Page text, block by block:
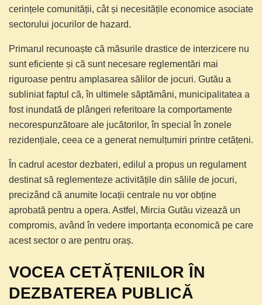
cerințele comunității, cât și necesitățile economice asociate
sectorului jocurilor de hazard.
Primarul recunoaște că măsurile drastice de interzicere nu
sunt eficiente și că sunt necesare reglementări mai
riguroase pentru amplasarea sălilor de jocuri. Gutău a
subliniat faptul că, în ultimele săptămâni, municipalitatea a
fost inundată de plângeri referitoare la comportamente
necorespunzătoare ale jucătorilor, în special în zonele
rezidențiale, ceea ce a generat nemulțumiri printre cetățeni.
În cadrul acestor dezbateri, edilul a propus un regulament
destinat să reglementeze activitățile din sălile de jocuri,
precizând că anumite locații centrale nu vor obține
aprobată pentru a opera. Astfel, Mircia Gutău vizează un
compromis, având în vedere importanța economică pe care
acest sector o are pentru oraș.
VOCEA CETĂȚENILOR ÎN
DEZBATEREA PUBLICĂ